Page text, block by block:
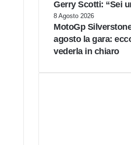
Gerry Scotti: “Sei
8 Agosto 2026
MotoGp
agosto la gara:
vederla in chiaro